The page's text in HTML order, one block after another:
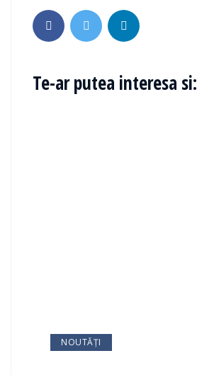
Te-ar putea interesa si:
NOUTĂȚI